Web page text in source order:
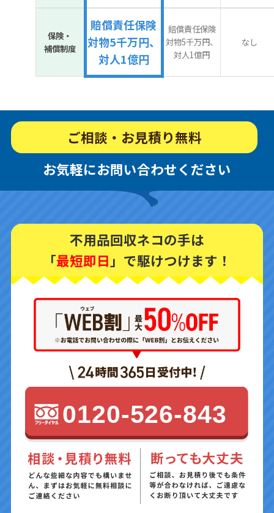
保険・
補償制度
賠償責任保険
対物5千万円、
対人1億円
賠償責任保険
対物5千万円、
対人1億円
なし
ご相談・お見積り無料
お気軽にお問い合わせください
不用品回収ネコの手は
「最短即日 」で駆けつけます！
0120-526-843